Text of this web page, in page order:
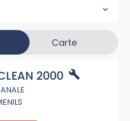
Carte
2000